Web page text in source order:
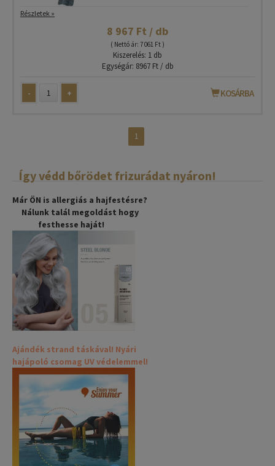
Részletek »
8 967 Ft / db
( Nettó ár: 7 061 Ft )
Kiszerelés: 1 db
Egységár: 8967 Ft / db
- + KOSÁRBA
1
Így védd bőrödet frizurádat nyáron!
Már ÖN is allergiás a hajfestésre?
Nálunk talál megoldást hogy
festhesse haját!
Ajándék strand táskával! Nyári
hajápoló csomag UV védelemmel!